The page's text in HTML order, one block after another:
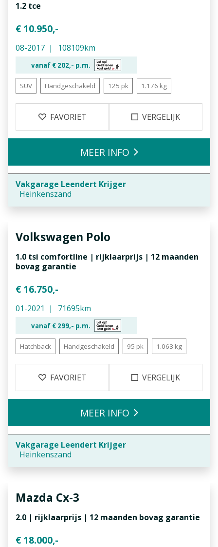
1.2 tce
€ 10.950,-
08-2017 108109km
vanaf € 202,- p.m.
SUV Handgeschakeld 125 pk 1.176 kg
FAVORIET VERGELIJK
Vakgarage Leendert Krijger
Heinkenszand
MEER INFO
Volkswagen Polo
1.0 tsi comfortline | rijklaarprijs | 12 maanden
bovag garantie
€ 16.750,-
01-2021 71695km
vanaf € 299,- p.m.
Hatchback Handgeschakeld 95 pk 1.063 kg
FAVORIET VERGELIJK
Vakgarage Leendert Krijger
Heinkenszand
MEER INFO
Mazda Cx-3
2.0 | rijklaarprijs | 12 maanden bovag garantie
€ 18.000,-